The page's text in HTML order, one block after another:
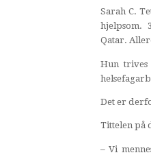
Sarah C.
hjelpsom.
Qatar.
Hun trives
Det er
Tittelen på
– Vi